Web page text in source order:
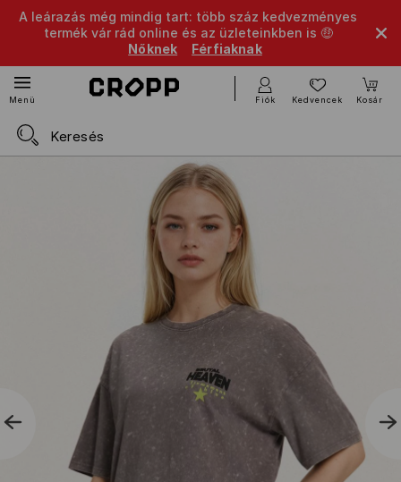
A leárazás még mindig tart: több száz kedvezményes
termék vár rád online és az üzleteinkben is 🤑
Nőknek
Férfiaknak
Menü Fiók Kedvencek Kosár